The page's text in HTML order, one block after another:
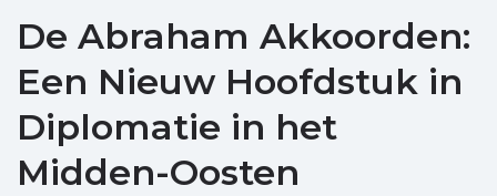
De Abraham Akkoorden:
Een Nieuw Hoofdstuk in
Diplomatie in het
Midden-Oosten